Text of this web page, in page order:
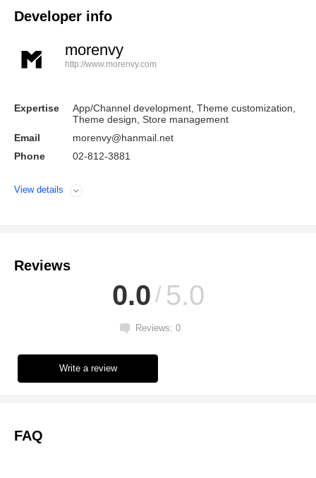
Developer info
morenvy
http://www.morenvy.com
View details
Expertise
App/Channel development, Theme customization,
Theme design, Store management
Email
morenvy@hanmail.net
Phone
02-812-3881
Reviews
0.0 5.0
Reviews: 0
Write a review
FAQ